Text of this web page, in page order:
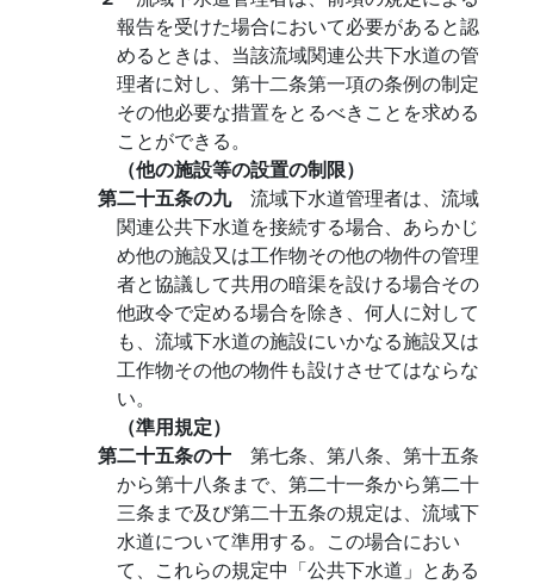
報告を受けた場合において必要があると認
めるときは、当該流域関連公共下水道の管
理者に対し、第十二条第一項の条例の制定
その他必要な措置をとるべきことを求める
ことができる。
（他の施設等の設置の制限）
第二十五条の九 流域下水道管理者は、流域
関連公共下水道を接続する場合、あらかじ
め他の施設又は工作物その他の物件の管理
者と協議して共用の暗渠を設ける場合その
他政令で定める場合を除き、何人に対して
も、流域下水道の施設にいかなる施設又は
工作物その他の物件も設けさせてはならな
い。
（準用規定）
第二十五条の十 第七条、第八条、第十五条
から第十八条まで、第二十一条から第二十
三条まで及び第二十五条の規定は、流域下
水道について準用する。この場合におい
て、これらの規定中「公共下水道」とある